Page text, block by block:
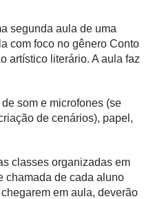
segunda aula de uma
com foco no gênero Conto
artístico literário. A aula faz
som e microfones (se
de cenários), papel,
classes organizadas em
chamada de cada aluno
em aula, deverão